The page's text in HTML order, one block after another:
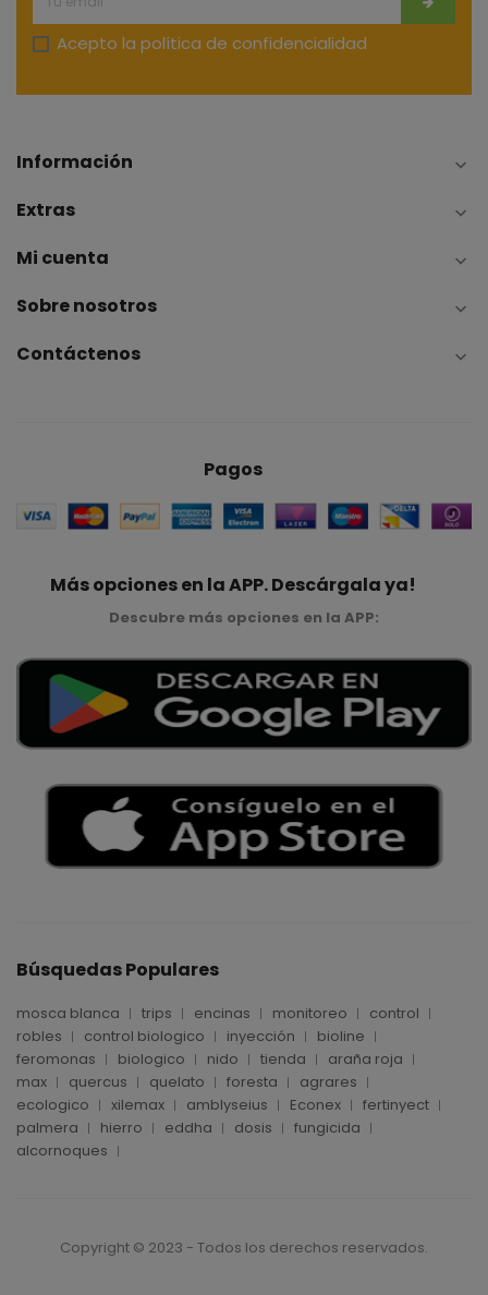
Acepto la política de confidencialidad
Información 
Extras 
Mi cuenta 
Sobre nosotros 
Contáctenos 
Pagos
Más opciones en la APP. Descárgala ya!
Descubre más opciones en la APP:
Búsquedas Populares
mosca blanca trips encinas monitoreo
control
robles
control biologico inyección
bioline
feromonas
biologico nido tienda
araña roja
max
quercus quelato foresta
agrares
ecologico
xilemax amblyseius Econex
fertinyect
palmera
hierro eddha dosis
fungicida
alcornoques
Copyright © 2023 - Todos los derechos reservados.